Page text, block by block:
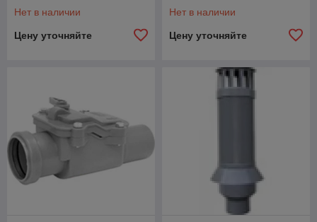
Нет в наличии
Цену уточняйте
Нет в наличии
Цену уточняйте